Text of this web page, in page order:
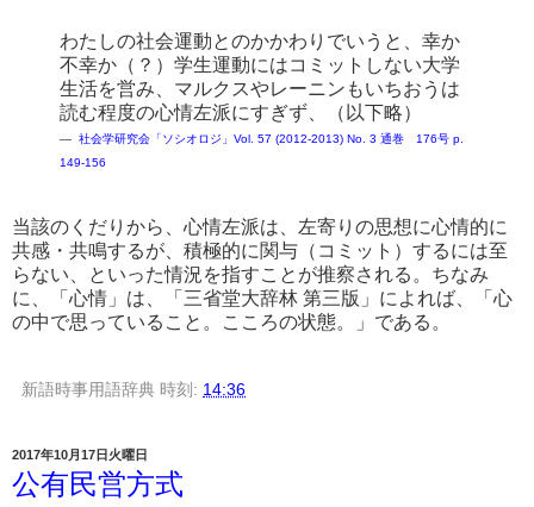
わたしの社会運動とのかかわりでいうと、幸か
不幸か（？）学生運動にはコミットしない大学
生活を営み、マルクスやレーニンもいちおうは
読む程度の心情左派にすぎず、（以下略）
― 社会学研究会「ソシオロジ」Vol. 57 (2012-2013) No. 3 通巻 176号 p.
149-156
当該のくだりから、心情左派は、左寄りの思想に心情的に
共感・共鳴するが、積極的に関与（コミット）するには至
らない、といった情況を指すことが推察される。ちなみ
に、「心情」は、「三省堂大辞林 第三版」によれば、「心
の中で思っていること。こころの状態。」である。
新語時事用語辞典 時刻: 14:36
2017年10月17日火曜日
公有民営方式